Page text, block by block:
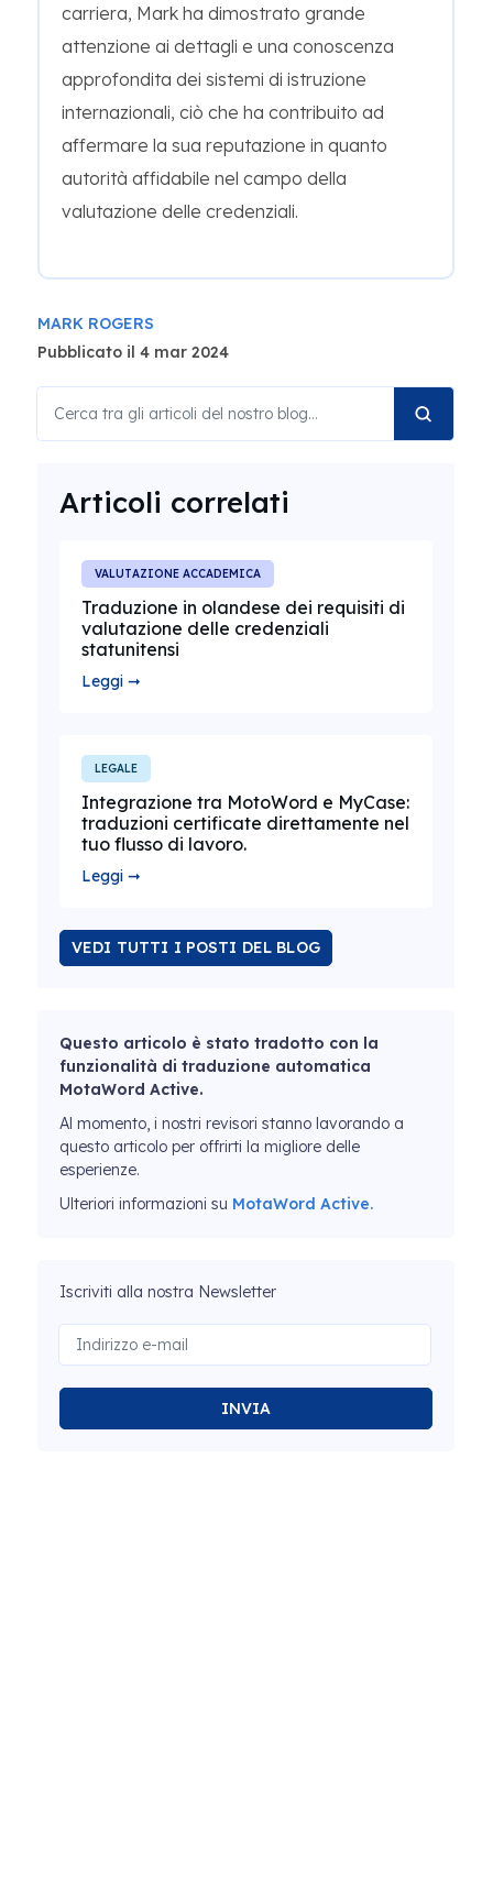
carriera, Mark ha dimostrato grande
attenzione ai dettagli e una conoscenza
approfondita dei sistemi di istruzione
internazionali, ciò che ha contribuito ad
affermare la sua reputazione in quanto
autorità affidabile nel campo della
valutazione delle credenziali.
MARK ROGERS
Pubblicato il 4 mar 2024
Articoli correlati
VALUTAZIONE ACCADEMICA
Traduzione in olandese dei requisiti di
valutazione delle credenziali
statunitensi
Leggi ➞
LEGALE
Integrazione tra MotoWord e MyCase:
traduzioni certificate direttamente nel
tuo flusso di lavoro.
Leggi ➞
VEDI TUTTI I POSTI DEL BLOG
Questo articolo è stato tradotto con la
funzionalità di traduzione automatica
MotaWord Active.
Al momento, i nostri revisori stanno lavorando a
questo articolo per offrirti la migliore delle
esperienze.
Ulteriori informazioni su MotaWord Active.
Iscriviti alla nostra Newsletter
INVIA